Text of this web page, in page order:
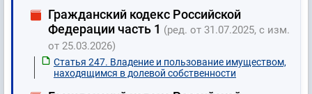
Гражданский кодекс Российской
Федерации часть 1 (ред. от 31.07.2025, с изм.
от 25.03.2026)
Статья 247. Владение и пользование имуществом,
находящимся в долевой собственности